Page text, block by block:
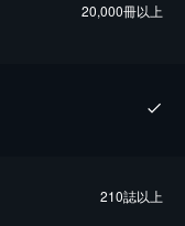
20,000冊以上
210誌以上